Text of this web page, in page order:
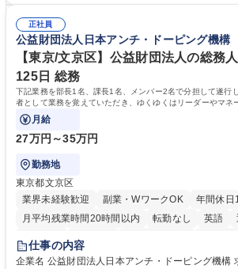
表するインフラ企業 #ポテンシャル採用
72.html ■エネルギーセキュリティの不安定化や気
甚大化など、これまで以上に社会課題解決の重要性
「未来の日常」の創造に向けて持続可能な社会の
す。 学歴・資格 学歴：大学院 大学 語学力： 資格：
正社員
公益財団法人日本アンチ・ドーピング機構
【東京/文京区】公益財団法人の総務
125日 総務
下記業務を部長1名、課長1名、メンバー2名で分担して遂行
者として業務を覚えていただき、ゆくゆくはリーダーやマネ
躍いただくことを期待しています。
月給
27万円～35万円
勤務地
東京都文京区
業界未経験歓迎
副業・WワークOK
年間休日
月平均残業時間20時間以内
転勤なし 英語
賞与あり
育休あり
食事補助あり
仕事の内容
企業名 公益財団法人日本アンチ・ドーピング機構 求人名 【東京／文京